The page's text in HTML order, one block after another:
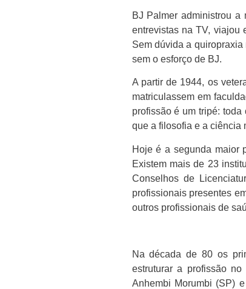
BJ Palmer administrou
entrevistas na TV, viajou
Sem dúvida a
sem o esforço de BJ.
A partir de 1944, os
matriculassem em
profissão é um tripé:
que a filosofia e a ciência
Hoje é a segunda maior
Existem mais de 23
Conselhos de
profissionais presentes
outros profissionais de
Na década de 80 os
estruturar a profissão
Anhembi Morumbi (SP)